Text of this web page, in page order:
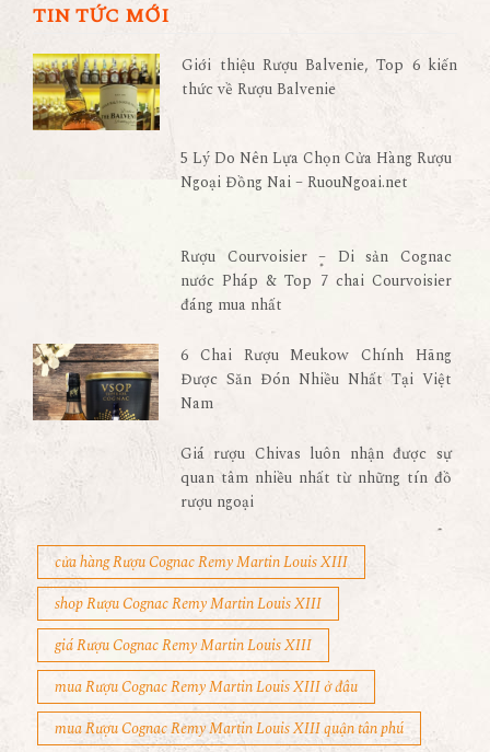
TIN TỨC MỚI
Giới thiệu Rượu Balvenie, Top 6 kiến
thức về Rượu Balvenie
5 Lý Do Nên Lựa Chọn Cửa Hàng Rượu
Ngoại Đồng Nai – RuouNgoai.net
Rượu Courvoisier – Di sản Cognac
nước Pháp & Top 7 chai Courvoisier
đáng mua nhất
6 Chai Rượu Meukow Chính Hãng
Được Săn Đón Nhiều Nhất Tại Việt
Nam
Giá rượu Chivas luôn nhận được sự
quan tâm nhiều nhất từ những tín đồ
rượu ngoại
cửa hàng Rượu Cognac Remy Martin Louis XIII
shop Rượu Cognac Remy Martin Louis XIII
giá Rượu Cognac Remy Martin Louis XIII
mua Rượu Cognac Remy Martin Louis XIII ở đâu
mua Rượu Cognac Remy Martin Louis XIII quận tân phú